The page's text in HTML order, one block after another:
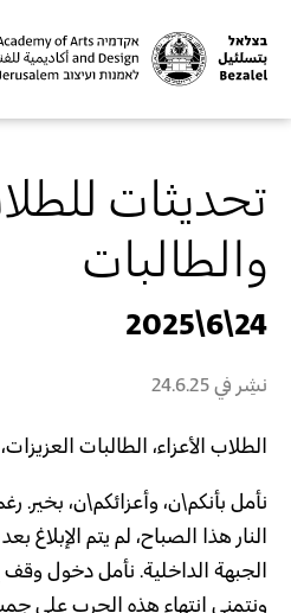
تحديثات
والطالبات
24\6\2025
نشِر في24.6.25
الطلاب الأعزاء، الطالبات العزيزات،
نأمل بأنكم\ن، وأعزائكم\ن، بخير.
النار هذا الصباح، لم يتم الإبلاغ
الجبهة الداخلية. نأمل دخول وقف
ونتمنى انتهاء هذه الحرب على